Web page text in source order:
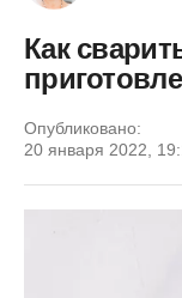
Как
Опубликовано:
20 января 2022,